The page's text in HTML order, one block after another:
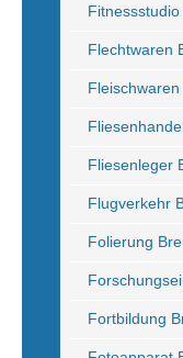
Flechtwaren
Fliesenleger
Flugverkehr
Folierung
Fortbildung